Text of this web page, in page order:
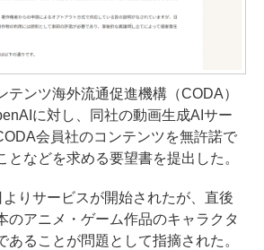
ンツ海外流通促進機構（CODA）
に対し、同社の動画生成AIサー
会員社のコンテンツを無許諾で
となどを求める要望書を提出した。
りサービスが開始されたが、直後
のアニメ・ゲーム作品のキャラクタ
あることが問題として指摘された。